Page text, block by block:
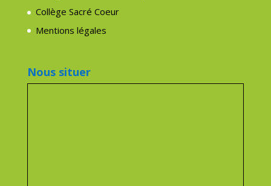
Collège Sacré Coeur
Mentions légales
Nous situer